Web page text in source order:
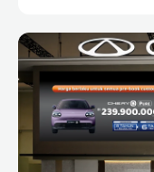
program apresiasi